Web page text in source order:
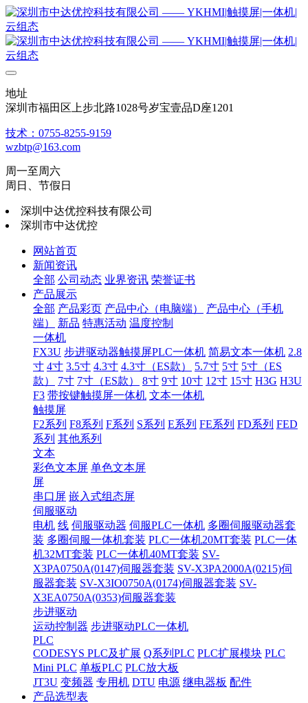
地址
深圳市福田区上步北路1028号岁宝壹品D座1201
技术：0755-8255-9159
wzbtp@163.com
周一至周六
周日、节假日
深圳中达优控科技有限公司
深圳市中达优控
网站首页
新闻资讯
全部 公司动态 业界资讯 荣誉证书
产品展示
全部 产品彩页 产品中心（电脑端）
产品中心（手机
端）
新品 特惠活动 温度控制
一体机
FX3U 步进驱动器触摸屏PLC一体机 简易文本一体机 2.8
寸 4寸 3.5寸 4.3寸 4.3寸（ES款） 5.7寸 5寸 5寸（ES
款）
7寸 7寸（ES款） 8寸 9寸 10寸 12寸 15寸 H3G H3U
F3 带按键触摸屏一体机 文本一体机
触摸屏
F2系列 F8系列 F系列 S系列 E系列 FE系列 FD系列 FED
系列 其他系列
文本
彩色文本屏 单色文本屏
屏
串口屏 嵌入式组态屏
伺服驱动
电机 线 伺服驱动器 伺服PLC一体机 多圈伺服驱动器套
装 多圈伺服一体机套装 PLC一体机20MT套装 PLC一体
机32MT套装 PLC一体机40MT套装 SV-
X3PA0750A(0147)伺服器套装 SV-X3PA2000A(0215)伺
服器套装 SV-X3IO0750A(0174)伺服器套装 SV-
X3EA0750A(0353)伺服器套装
步进驱动
运动控制器 步进驱动PLC一体机
PLC
CODESYS PLC及扩展 Q系列PLC PLC扩展模块 PLC
Mini PLC 单板PLC PLC放大板
JT3U 变频器 专用机 DTU 电源 继电器板 配件
产品选型表